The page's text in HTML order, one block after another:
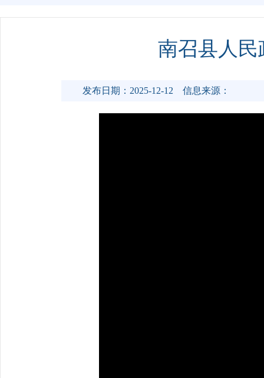
南召县人民
发布日期：2025-12-12 信息来源：